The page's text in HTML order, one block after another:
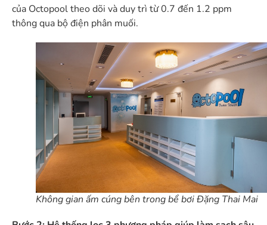
của Octopool theo dõi và duy trì từ 0.7 đến 1.2 ppm
thông qua bộ điện phân muối.
Không gian ấm cúng bên trong bể bơi Đặng Thai Mai